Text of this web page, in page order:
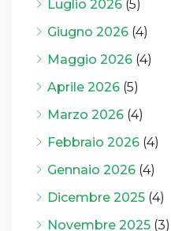
Luglio 2026 (5)
Giugno 2026 (4)
Maggio 2026 (4)
Aprile 2026 (5)
Marzo 2026 (4)
Febbraio 2026 (4)
Gennaio 2026 (4)
Dicembre 2025 (4)
Novembre 2025 (3)